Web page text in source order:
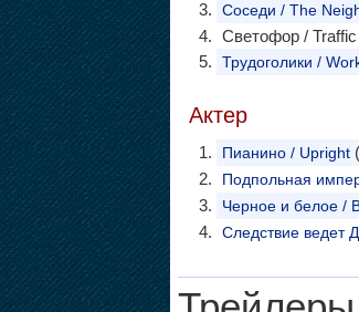
Соседи / The
Светофор / Traffic
Трудоголики /
Актер
Пианино / Upright
Подпольная
Черное и белое /
Следствие ведет